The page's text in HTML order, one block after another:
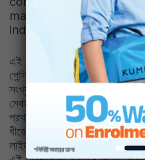
master pencil skills and
independent learning.
এই নতুন কুমন বেসিক স্কিলস
পেন্সিল ধরতে ও ব্যবহার করতে
সংখ্যা লেখার জন্য প্রস্তুত করে।
মেথড অনুসরন করে কন্টেন্ট এবং ছবি
প্রথমে শিশুদের সরল লাইন আঁকতে
ধীরে ধীরে বাঁকা, জিগজ্যাগ এবং
লাইন আঁকতে শেখে, যা তাদের